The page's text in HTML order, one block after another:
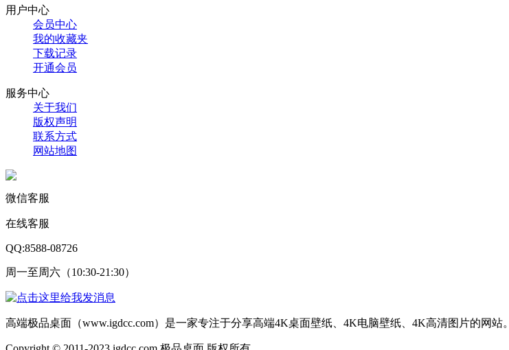
用户中心
会员中心
我的收藏夹
下载记录
开通会员
服务中心
关于我们
版权声明
联系方式
网站地图
微信客服
在线客服
QQ:8588-08726
周一至周六（10:30-21:30）
高端极品桌面（www.igdcc.com）是一家专注于分享高端4K桌面壁纸、4K电脑壁纸、4K高清图片的网站。